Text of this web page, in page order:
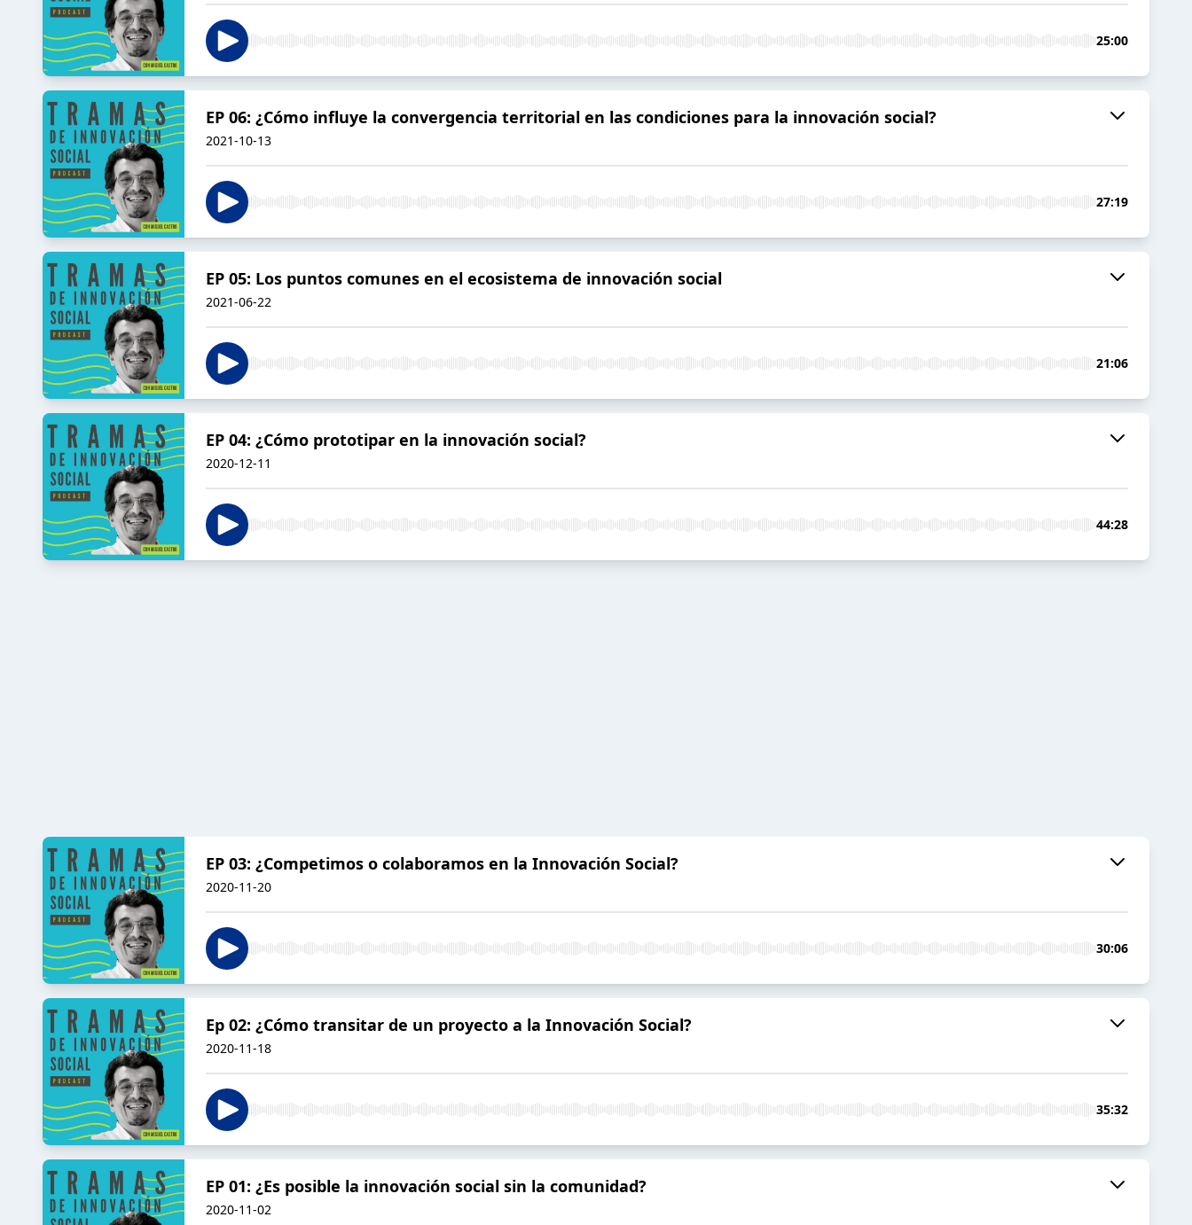
25:00
EP 06: ¿Cómo influye la convergencia territorial en las condiciones para la innovación social?
2021-10-13
27:19
EP 05: Los puntos comunes en el ecosistema de innovación social
2021-06-22
21:06
EP 04: ¿Cómo prototipar en la innovación social?
2020-12-11
44:28
EP 03: ¿Competimos o colaboramos en la Innovación Social?
2020-11-20
30:06
Ep 02: ¿Cómo transitar de un proyecto a la Innovación Social?
2020-11-18
35:32
EP 01: ¿Es posible la innovación social sin la comunidad?
2020-11-02